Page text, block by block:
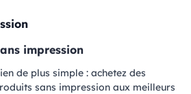
impression
de plus simple : achetez des
sans impression aux meilleurs